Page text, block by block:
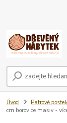
Úvod Patrové
cm borovice masiv -